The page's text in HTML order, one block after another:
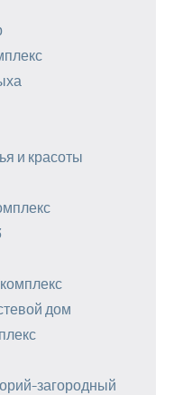
и красоты
дом
загородный